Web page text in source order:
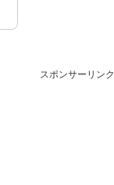
スポンサーリンク